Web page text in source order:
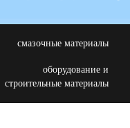
cмазочные материалы
oборудование и
строительные материалы